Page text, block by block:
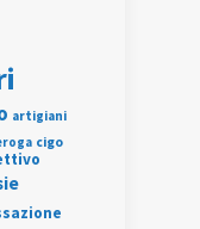
artigiani
cigo